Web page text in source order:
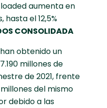
loaded aumenta en
hasta el 12,5%
CONSOLIDADA
obtenido un
millones de
de 2021, frente
millones del mismo
debido a las